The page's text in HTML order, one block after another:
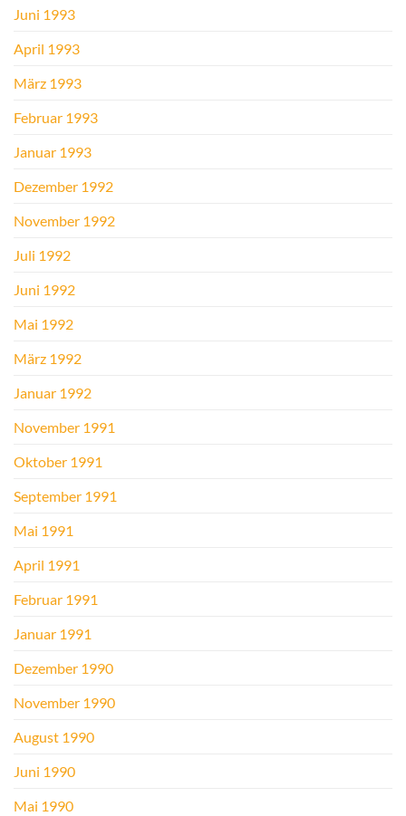
Juni 1993
April 1993
März 1993
Februar 1993
Januar 1993
Dezember 1992
November 1992
Juli 1992
Juni 1992
Mai 1992
März 1992
Januar 1992
November 1991
Oktober 1991
September 1991
Mai 1991
April 1991
Februar 1991
Januar 1991
Dezember 1990
November 1990
August 1990
Juni 1990
Mai 1990